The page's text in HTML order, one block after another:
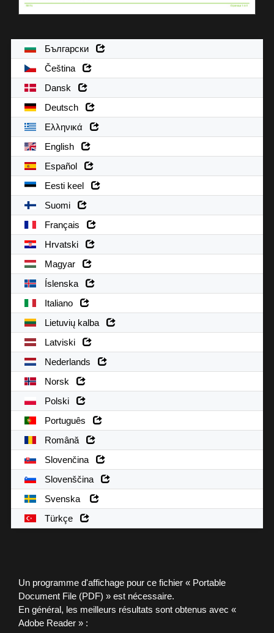
Български
Čeština
Dansk
Deutsch
Ελληνικά
English
Español
Eesti keel
Suomi
Français
Hrvatski
Magyar
Íslenska
Italiano
Lietuvių kalba
Latviski
Nederlands
Norsk
Polski
Português
Română
Slovenčina
Slovenščina
Svenska
Türkçe
Un programme d'affichage pour ce fichier « Portable
Document File (PDF) » est nécessaire.
En général, les meilleurs résultats sont obtenus avec «
Adobe Reader » :